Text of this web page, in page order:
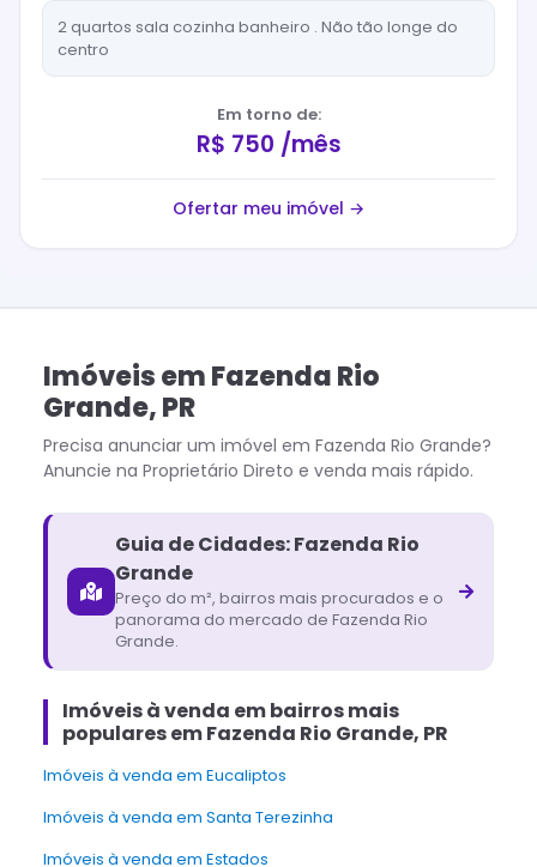
2 quartos sala cozinha banheiro . Não tão longe do
centro
Em torno de:
R$ 750 /mês
Ofertar meu imóvel →
ImóveisemFazenda Rio
Grande,PR
Precisa anunciar um imóvel em Fazenda Rio Grande?
Anuncie na Proprietário Direto e venda mais rápido.
Guia de Cidades:Fazenda Rio
Grande
Preço do m², bairros mais procurados e o
panorama do mercado de Fazenda Rio
Grande.
Imóveis à venda em bairros mais
populares em Fazenda Rio Grande, PR
Imóveis à venda em Eucaliptos
Imóveis à venda em Santa Terezinha
Imóveis à venda em Estados